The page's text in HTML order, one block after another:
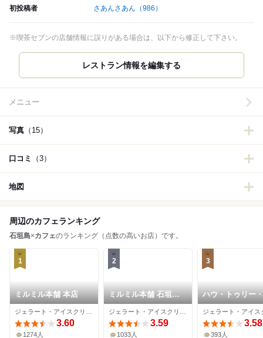
初投稿者 さあんさあん （986）
※喫茶セブンの店舗情報に誤りがある場合は、以下から修正して下さい。
メニュー
写真 （15）
口コミ （3）
地図
周辺のカフェランキング
石垣島×カフェのランキング（点数の高いお店）です。
1
ミルミル本舗 本店
3.60
1274人
2
ミルミル本舗 石垣空
港店
3.59
1033人
3
ハウ・トゥリー
ラート
3.58
393人